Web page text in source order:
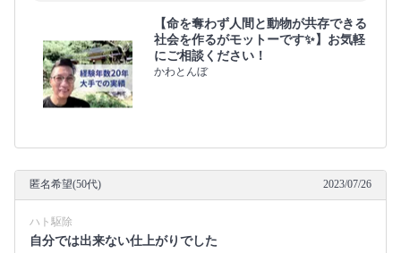
【命を奪わず人間と動物が共存できる
社会を作るがモットーです✨】お気軽
にご相談ください！
かわとんぼ
匿名希望(50代) 2023/07/26
ハト駆除
自分では出来ない仕上がりでした